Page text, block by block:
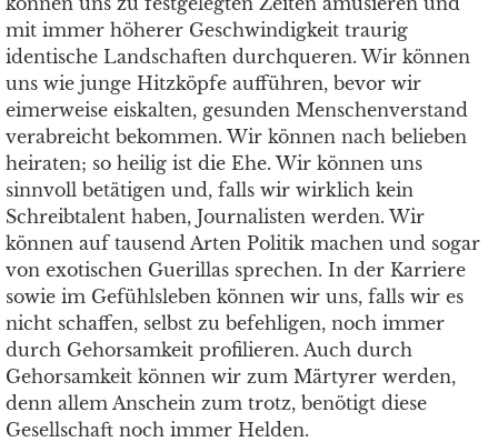
mit immer höherer Geschwindigkeit traurig
identische Landschaften durchqueren. Wir können
uns wie junge Hitzköpfe aufführen, bevor wir
eimerweise eiskalten, gesunden Menschenverstand
verabreicht bekommen. Wir können nach belieben
heiraten; so heilig ist die Ehe. Wir können uns
sinnvoll betätigen und, falls wir wirklich kein
Schreibtalent haben, Journalisten werden. Wir
können auf tausend Arten Politik machen und sogar
von exotischen Guerillas sprechen. In der Karriere
sowie im Gefühlsleben können wir uns, falls wir es
nicht schaffen, selbst zu befehligen, noch immer
durch Gehorsamkeit profilieren. Auch durch
Gehorsamkeit können wir zum Märtyrer werden,
denn allem Anschein zum trotz, benötigt diese
Gesellschaft noch immer Helden.